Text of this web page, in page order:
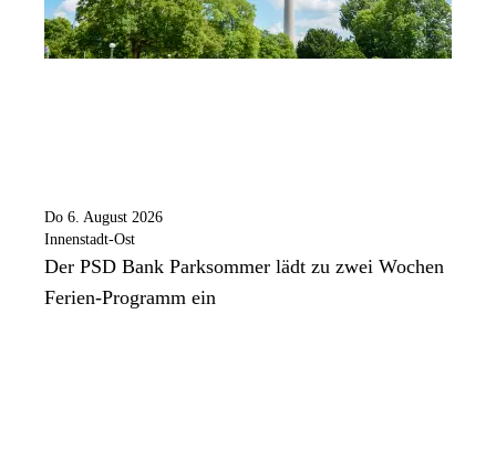
Do 6. August 2026
Innenstadt-Ost
Der PSD Bank Parksommer lädt zu zwei Wochen
Ferien-Programm ein